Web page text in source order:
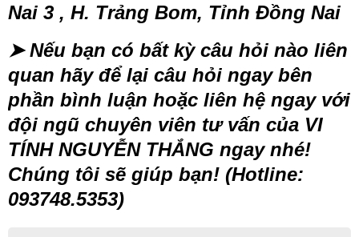
Nai 3 , H. Trảng Bom, Tỉnh Đồng Nai
➤Nếu bạn có bất kỳ câu hỏi nào liên
quan hãy để lại câu hỏi ngay bên
phần bình luận hoặc liên hệ ngay với
đội ngũ chuyên viên tư vấn của VI
TÍNH NGUYỄN THẮNG ngay nhé!
Chúng tôi sẽ giúp bạn! (Hotline:
093748.5353)